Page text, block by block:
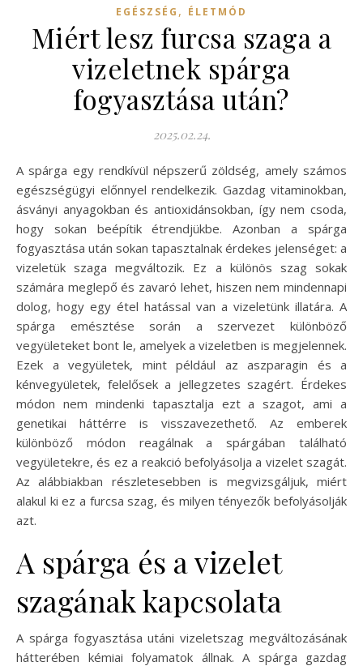
EGÉSZSÉG , ÉLETMÓD
Miért lesz furcsa szaga a
vizeletnek spárga
fogyasztása után?
2025.02.24.
A spárga egy rendkívül népszerű zöldség, amely számos
egészségügyi előnnyel rendelkezik. Gazdag vitaminokban,
ásványi anyagokban és antioxidánsokban, így nem csoda,
hogy sokan beépítik étrendjükbe. Azonban a spárga
fogyasztása után sokan tapasztalnak érdekes jelenséget: a
vizeletük szaga megváltozik. Ez a különös szag sokak
számára meglepő és zavaró lehet, hiszen nem mindennapi
dolog, hogy egy étel hatással van a vizeletünk illatára. A
spárga emésztése során a szervezet különböző
vegyületeket bont le, amelyek a vizeletben is megjelennek.
Ezek a vegyületek, mint például az aszparagin és a
kénvegyületek, felelősek a jellegzetes szagért. Érdekes
módon nem mindenki tapasztalja ezt a szagot, ami a
genetikai háttérre is visszavezethető. Az emberek
különböző módon reagálnak a spárgában található
vegyületekre, és ez a reakció befolyásolja a vizelet szagát.
Az alábbiakban részletesebben is megvizsgáljuk, miért
alakul ki ez a furcsa szag, és milyen tényezők befolyásolják
azt.
A spárga és a vizelet
szagának kapcsolata
A spárga fogyasztása utáni vizeletszag megváltozásának
hátterében kémiai folyamatok állnak. A spárga gazdag